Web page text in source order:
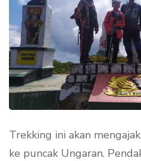
Trekking ini akan
ke puncak Ungaran.